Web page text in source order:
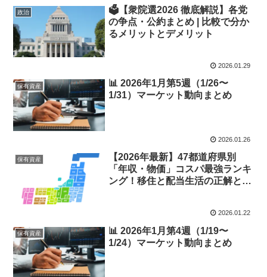
政治
🗳️【衆院選2026 徹底解説】各党
の争点・公約まとめ | 比較で分か
るメリットとデメリット
2026.01.29
保有資産
📊 2026年1月第5週（1/26〜
1/31）マーケット動向まとめ
2026.01.26
保有資産
【2026年最新】47都道府県別
「年収・物価」コスパ最強ランキ
ング！移住と配当生活の正解と
2026.01.22
保有資産
📊 2026年1月第4週（1/19〜
1/24）マーケット動向まとめ